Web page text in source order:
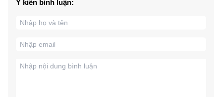
Ý kiến bình luận: